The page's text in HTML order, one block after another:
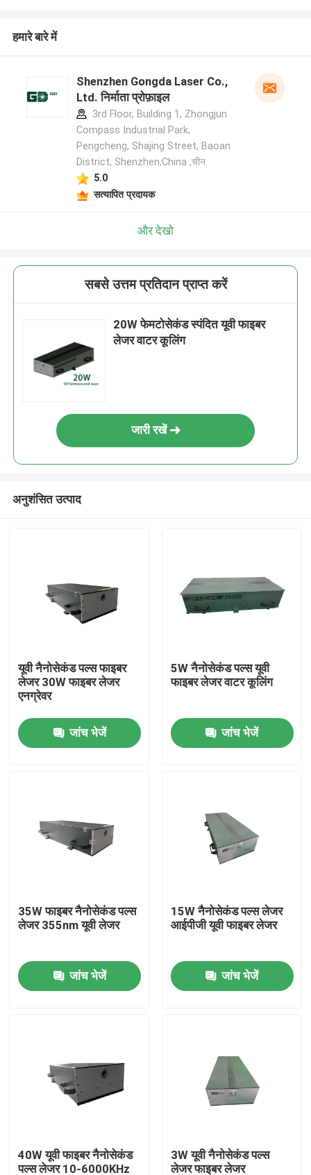
वीआर शो
कारखाना भ्रमण
संपर्क करें
ग्रीन फाइबर लेजर
हमारे बारे में
Shenzhen Gongda Laser Co.,
Ltd. निर्माता प्रोफ़ाइल
3rd Floor, Building 1, Zhongjun
Compass Industrial Park,
Pengcheng, Shajing Street, Baoan
District, Shenzhen,China ,चीन
5.0
सत्यापित प्रदायक
और देखो
सबसे उत्तम प्रतिदान प्राप्त करें
20W फेमटोसेकंड स्पंदित यूवी फाइबर
लेजर वाटर कूलिंग
जारी रखें
अनुशंसित उत्पाद
यूवी नैनोसेकंड पल्स फाइबर
लेजर 30W फाइबर लेजर
एनग्रेवर
जांच भेजें
5W नैनोसेकंड पल्स यूवी
फाइबर लेजर वाटर कूलिंग
जांच भेजें
35W फाइबर नैनोसेकंड पल्स
लेजर 355nm यूवी लेजर
जांच भेजें
15W नैनोसेकंड पल्स लेजर
आईपीजी यूवी फाइबर लेजर
जांच भेजें
40W यूवी फाइबर नैनोसेकंड
पल्स लेजर 10-6000KHz
3W यूवी नैनोसेकंड पल्स
लेजर फाइबर लेजर